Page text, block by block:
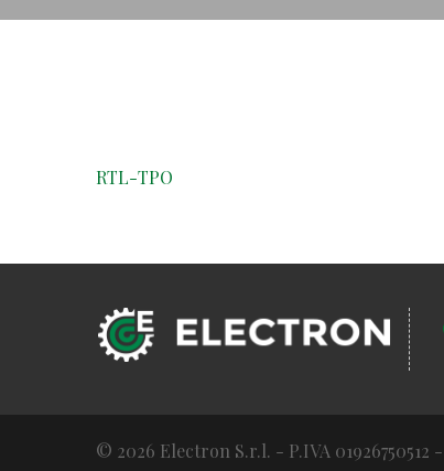
RTL-TPO
© 2026 Electron S.r.l. - P.IVA 01926750512 -